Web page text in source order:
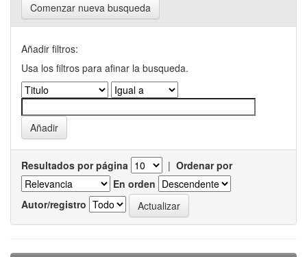
Comenzar nueva busqueda
Añadir filtros:
Usa los filtros para afinar la busqueda.
Resultados por página | Ordenar por
En orden
Autor/registro